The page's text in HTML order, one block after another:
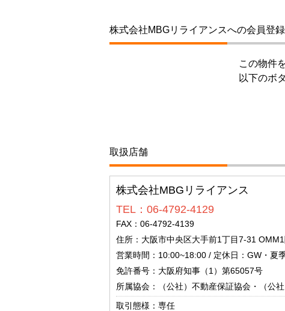
株式会社MBGリライアンスへの会員登録
この物件
以下のボ
取扱店舗
株式会社MBGリライアンス
TEL：06-4792-4129
FAX：06-4792-4139
住所：大阪市中央区大手前1丁目7-31
営業時間：10:00~18:00 / 定休日：GW・夏
免許番号：大阪府知事（1）第65057号
所属協会：（公社）不動産保証協会・（公
取引態様：専任